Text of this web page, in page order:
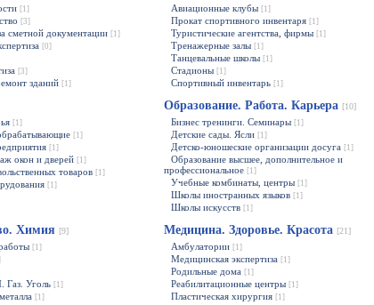
[1]
[3]
сметной документации[1]
[0]
[3]
зданий[1]
Авиационные клубы[1]
Прокат спортивного инвентаря[1]
Туристические агентства, фирмы[1]
Тренажерные залы[1]
Танцевальные школы[1]
Стадионы[1]
Спортивный инвентарь[1]
[1]
[1]
[1]
окон и дверей[1]
товаров[1]
[1]
Образование. Работа. Карьера [10]
Бизнес тренинги. Семинары[1]
Детские сады. Ясли[1]
Детско-юношеские организации досуга[1]
Образование высшее, дополнительное и
профессиональное[1]
Учебные комбинаты, центры[1]
Школы иностранных языков[1]
Школы искусств[1]
Химия [9]
[1]
Газ. Уголь[1]
[1]
Медицина. Здоровье. Красота [21]
Амбулатории[1]
Медицинская экспертиза[1]
Родильные дома[1]
Реабилитационные центры[1]
Пластическая хирургия[1]